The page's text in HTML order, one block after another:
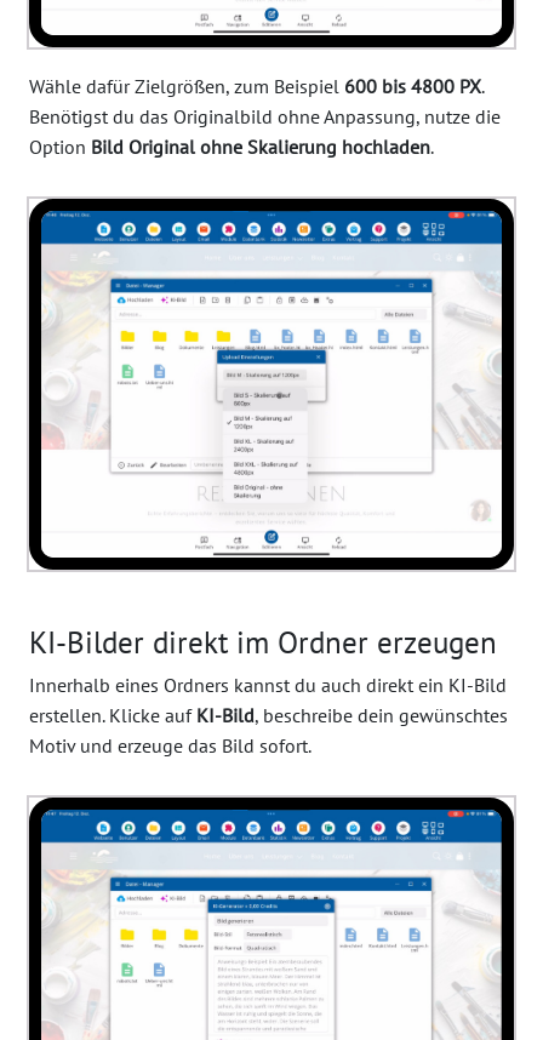
Wähle dafür Zielgrößen, zum Beispiel 600 bis 4800 PX.
Benötigst du das Originalbild ohne Anpassung, nutze die
Option Bild Original ohne Skalierung hochladen.
KI-Bilder direkt im Ordner erzeugen
Innerhalb eines Ordners kannst du auch direkt ein KI-Bild
erstellen. Klicke auf KI-Bild, beschreibe dein gewünschtes
Motiv und erzeuge das Bild sofort.